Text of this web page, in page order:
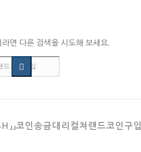
면 다른 검색을 시도해 보세요.
」코인송금대리컬쳐랜드코인구입